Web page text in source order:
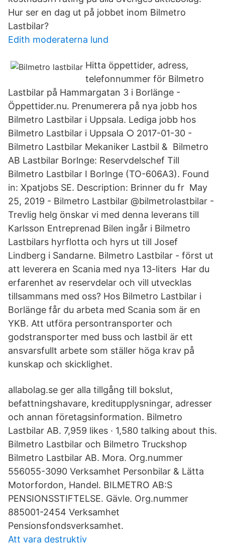
Hur ser en dag ut på jobbet inom Bilmetro
Lastbilar?
Edith moderaterna lund
Hitta öppettider, adress,
telefonnummer för Bilmetro
Lastbilar på Hammargatan 3 i Borlänge -
Öppettider.nu. Prenumerera på nya jobb hos
Bilmetro Lastbilar i Uppsala. Lediga jobb hos
Bilmetro Lastbilar i Uppsala ○ 2017-01-30 -
Bilmetro Lastbilar Mekaniker Lastbil & Bilmetro
AB Lastbilar Borlnge: Reservdelschef Till
Bilmetro Lastbilar I Borlnge (TO-606A3). Found
in: Xpatjobs SE. Description: Brinner du fr May
25, 2019 - Bilmetro Lastbilar @bilmetrolastbilar -
Trevlig helg önskar vi med denna leverans till
Karlsson Entreprenad Bilen ingår i Bilmetro
Lastbilars hyrflotta och hyrs ut till Josef
Lindberg i Sandarne. Bilmetro Lastbilar - först ut
att leverera en Scania med nya 13-liters Har du
erfarenhet av reservdelar och vill utvecklas
tillsammans med oss? Hos Bilmetro Lastbilar i
Borlänge får du arbeta med Scania som är en
YKB. Att utföra persontransporter och
godstransporter med buss och lastbil är ett
ansvarsfullt arbete som ställer höga krav på
kunskap och skicklighet.
allabolag.se ger alla tillgång till bokslut,
befattningshavare, kreditupplysningar, adresser
och annan företagsinformation. Bilmetro
Lastbilar AB. 7,959 likes · 1,580 talking about this.
Bilmetro Lastbilar och Bilmetro Truckshop
Bilmetro Lastbilar AB. Mora. Org.nummer
556055-3090 Verksamhet Personbilar & Lätta
Motorfordon, Handel. BILMETRO AB:S
PENSIONSSTIFTELSE. Gävle. Org.nummer
885001-2454 Verksamhet
Pensionsfondsverksamhet.
Att vara destruktiv